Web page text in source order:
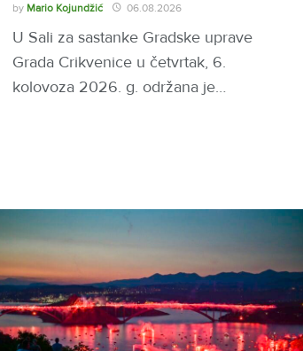
by Mario Kojundžić 06.08.2026
U Sali za sastanke Gradske uprave
Grada Crikvenice u četvrtak, 6.
kolovoza 2026. g. održana je…